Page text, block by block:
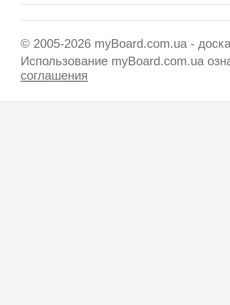
© 2005-2026 myBoard.com.ua -
Использование myBoard.com.ua
соглашения